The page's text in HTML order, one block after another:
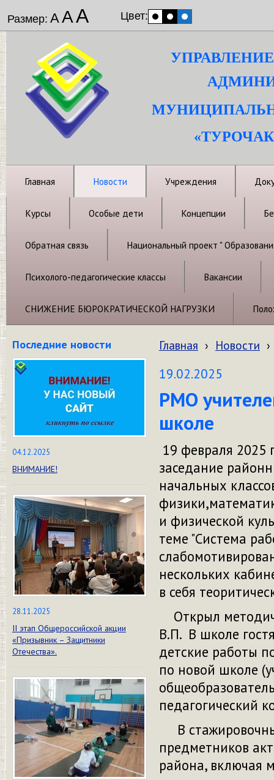
Размер: ААА Цвет:
Главная Новости Учреждения
Курсы Особые дети Концепции
Обратная связь Национальный проект "
Психолого-педагогические классы Вакансии
СНИЖЕНИЕ БЮРОКРАТИЧЕСКОЙ НАГРУЗКИ
Последние новости
04.12.2025
ВНИМАНИЕ!
28.11.2025
II этап Общероссийской акции
«Призывник – Защитники
Отечества».
Главная › Новости ›
19.02.2025
РМО
школе
19 февраля 2025
заседание
начальных
и физической
теме "Система
нескольких
в себя
Открыл
В.П. В школе
детские работы
по новой школе
педагогический
В
предметников
района, включая